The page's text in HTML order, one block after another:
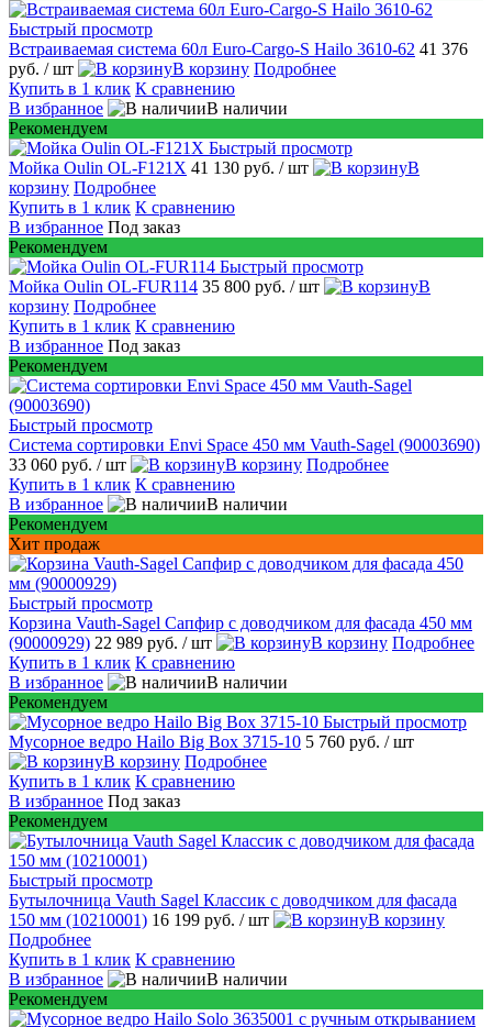
Быстрый просмотр
Встраиваемая система 60л Euro-Cargo-S Hailo 3610-62 41 376
руб. / шт В корзину Подробнее
Купить в 1 клик К сравнению
В избранное
В наличии
Рекомендуем
Быстрый просмотр
Мойка Oulin OL-F121X 41 130 руб. / шт
В
корзину Подробнее
Купить в 1 клик К сравнению
В избранное Под заказ
Рекомендуем
Быстрый просмотр
Мойка Oulin OL-FUR114 35 800 руб. / шт
В
корзину Подробнее
Купить в 1 клик К сравнению
В избранное Под заказ
Рекомендуем
Быстрый просмотр
Система сортировки Envi Space 450 мм Vauth-Sagel (90003690)
33 060 руб. / шт В корзину Подробнее
Купить в 1 клик К сравнению
В избранное
В наличии
Рекомендуем
Хит продаж
Быстрый просмотр
Корзина Vauth-Sagel Сапфир с доводчиком для фасада 450 мм
(90000929) 22 989 руб. / шт В корзину Подробнее
Купить в 1 клик К сравнению
В избранное
В наличии
Рекомендуем
Быстрый просмотр
Мусорное ведро Hailo Big Box 3715-10 5 760 руб. / шт
В корзину Подробнее
Купить в 1 клик К сравнению
В избранное Под заказ
Рекомендуем
Быстрый просмотр
Бутылочница Vauth Sagel Классик с доводчиком для фасада
150 мм (10210001) 16 199 руб. / шт
В корзину
Подробнее
Купить в 1 клик К сравнению
В избранное
В наличии
Рекомендуем